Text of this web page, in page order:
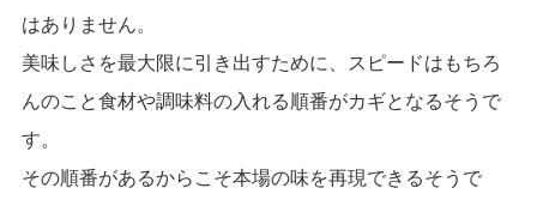
はありません。
美味しさを最大限に引き出すために、スピードはもちろ
んのこと食材や調味料の入れる順番がカギとなるそうで
す。
その順番があるからこそ本場の味を再現できるそうで